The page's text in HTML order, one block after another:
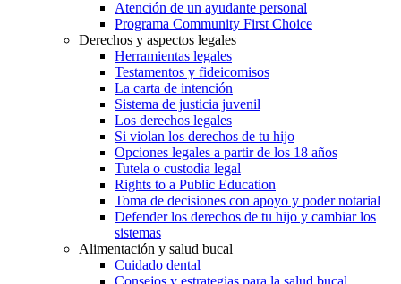
Atención de un ayudante personal
Programa Community First Choice
Derechos y aspectos legales
Herramientas legales
Testamentos y fideicomisos
La carta de intención
Sistema de justicia juvenil
Los derechos legales
Si violan los derechos de tu hijo
Opciones legales a partir de los 18 años
Tutela o custodia legal
Rights to a Public Education
Toma de decisiones con apoyo y poder notarial
Defender los derechos de tu hijo y cambiar los
sistemas
Alimentación y salud bucal
Cuidado dental
Consejos y estrategias para la salud bucal